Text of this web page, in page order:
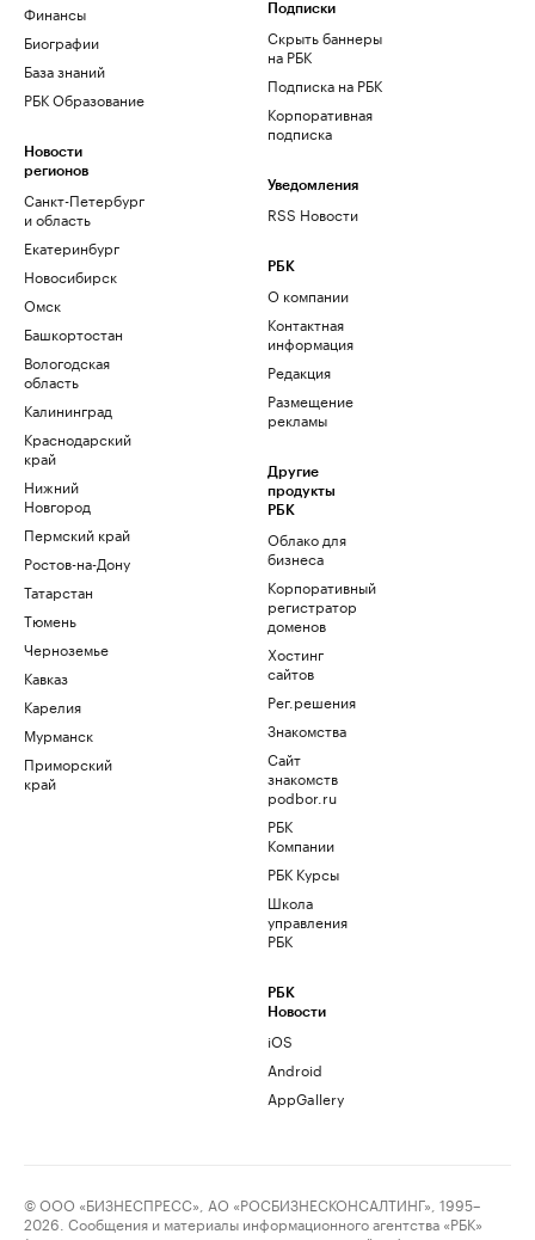
Финансы
Биографии
База знаний
РБК Образование
Новости
регионов
Санкт-Петербург
и область
Екатеринбург
Новосибирск
Омск
Башкортостан
Вологодская
область
Калининград
Краснодарский
край
Нижний
Новгород
Пермский край
Ростов-на-Дону
Татарстан
Тюмень
Черноземье
Кавказ
Карелия
Мурманск
Приморский
край
Подписки
Скрыть баннеры
на РБК
Подписка на РБК
Корпоративная
подписка
Уведомления
RSS Новости
РБК
О компании
Контактная
информация
Редакция
Размещение
рекламы
Другие
продукты
РБК
Облако для
бизнеса
Корпоративный
регистратор
доменов
Хостинг
сайтов
Рег.решения
Знакомства
Сайт
знакомств
podbor.ru
РБК
Компании
РБК Курсы
Школа
управления
РБК
РБК
Новости
iOS
Android
AppGallery
© ООО «БИЗНЕСПРЕСС», АО «РОСБИЗНЕСКОНСАЛТИНГ», 1995–
2026. Сообщения и материалы информационного агентства «РБК»